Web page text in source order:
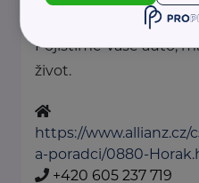
Jsme tu, abychom
Pojistíme Vaše auto,
život.
https://www.allianz.cz/
a-poradci/0880-
+420 605 237 719